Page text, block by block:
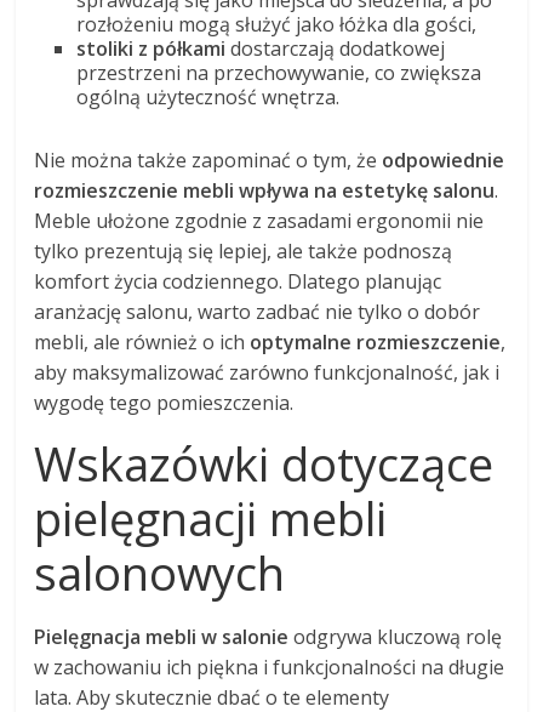
rozłożeniu mogą służyć jako łóżka dla gości,
stoliki z półkami dostarczają dodatkowej
przestrzeni na przechowywanie, co zwiększa
ogólną użyteczność wnętrza.
Nie można także zapominać o tym, że odpowiednie
rozmieszczenie mebli wpływa na estetykę salonu.
Meble ułożone zgodnie z zasadami ergonomii nie
tylko prezentują się lepiej, ale także podnoszą
komfort życia codziennego. Dlatego planując
aranżację salonu, warto zadbać nie tylko o dobór
mebli, ale również o ich optymalne rozmieszczenie,
aby maksymalizować zarówno funkcjonalność, jak i
wygodę tego pomieszczenia.
Wskazówki dotyczące
pielęgnacji mebli
salonowych
Pielęgnacja mebli w salonie odgrywa kluczową rolę
w zachowaniu ich piękna i funkcjonalności na długie
lata. Aby skutecznie dbać o te elementy